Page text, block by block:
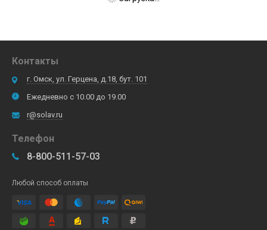
Контакты
г. Омск, ул. Герцена, д.18, бут. 101
Ежедневно с 10.00 до 19.00
r@solav.ru
Телефон
8-800-511-57-03
Любой способ оплаты